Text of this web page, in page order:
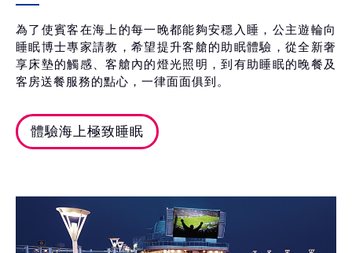
為了使賓客在海上的每一晚都能夠安穩入睡，公主遊輪向
睡眠博士專家請教，希望提升客艙的助眠體驗，從全新奢
享床墊的觸感、客艙內的燈光照明，到有助睡眠的晚餐及
客房送餐服務的點心，一律面面俱到。
體驗海上極致睡眠